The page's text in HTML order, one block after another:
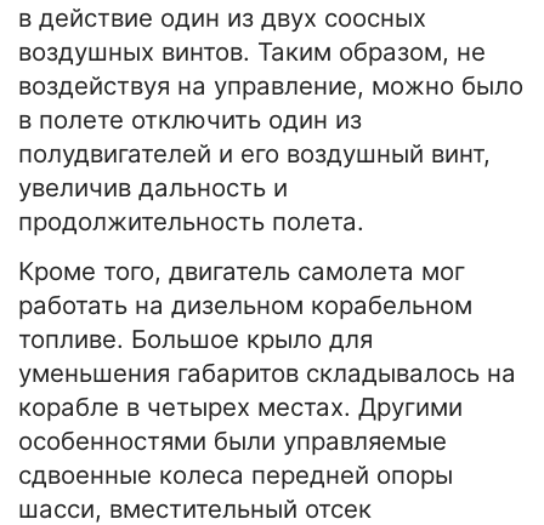
в действие один из двух соосных
воздушных винтов. Таким образом, не
воздействуя на управление, можно было
в полете отключить один из
полудвигателей и его воздушный винт,
увеличив дальность и
продолжительность полета.
Кроме того, двигатель самолета мог
работать на дизельном корабельном
топливе. Большое крыло для
уменьшения габаритов складывалось на
корабле в четырех местах. Другими
особенностями были управляемые
сдвоенные колеса передней опоры
шасси, вместительный отсек